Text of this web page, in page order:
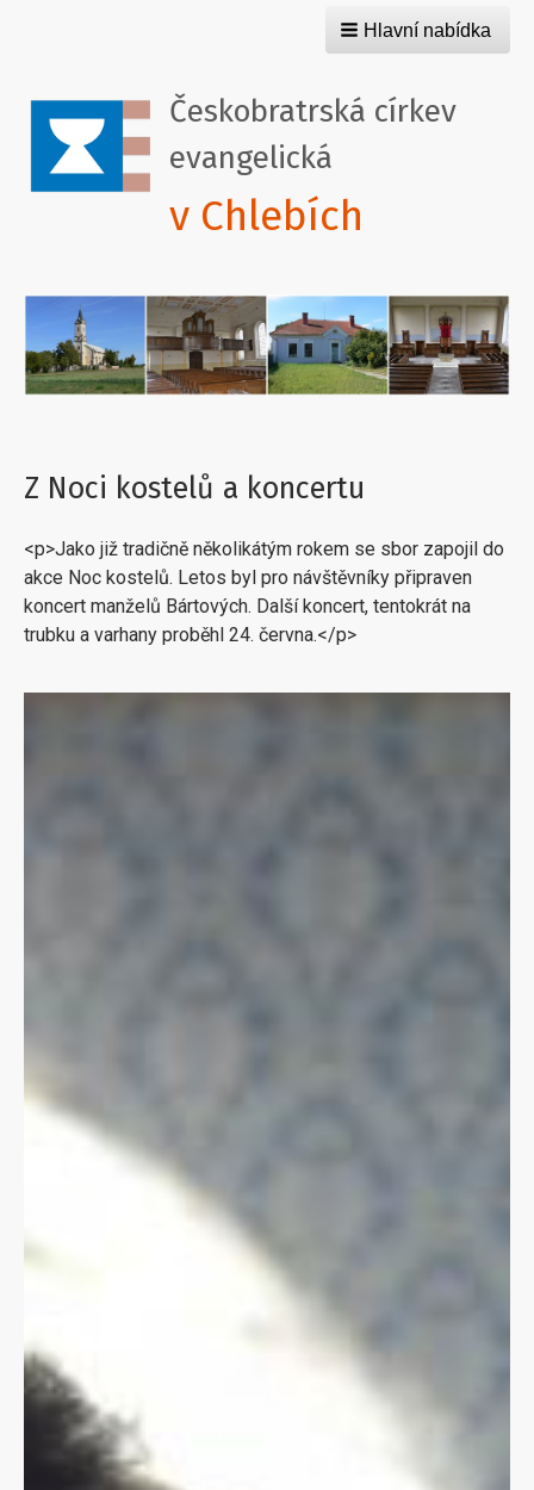
Hlavní nabídka
Českobratrská církev
evangelická
v Chlebích
Z Noci kostelů a koncertu
<p>Jako již tradičně několikátým rokem se sbor zapojil do
akce Noc kostelů. Letos byl pro návštěvníky připraven
koncert manželů Bártových. Další koncert, tentokrát na
trubku a varhany proběhl 24. června.</p>